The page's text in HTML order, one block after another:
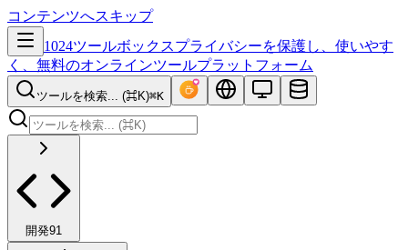
コンテンツへスキップ
1024ツールボックスプライバシーを保護し、使いやす
く、無料のオンラインツールプラットフォーム
ツールを検索... (⌘K)⌘K
開発91